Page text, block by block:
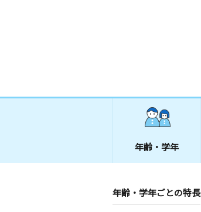
年齢・学年
年齢・学年ごとの特長